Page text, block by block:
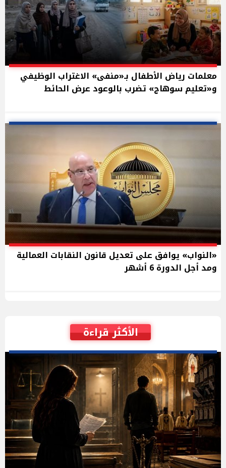
معلمات رياض الأطفال بـ«منفى» الاغتراب الوظيفي
و«تعليم سوهاج» تضرب بالوعود عرض الحائط
«النواب» يوافق على تعديل قانون النقابات العمالية
ومد أجل الدورة 6 أشهر
الأكثر قراءة